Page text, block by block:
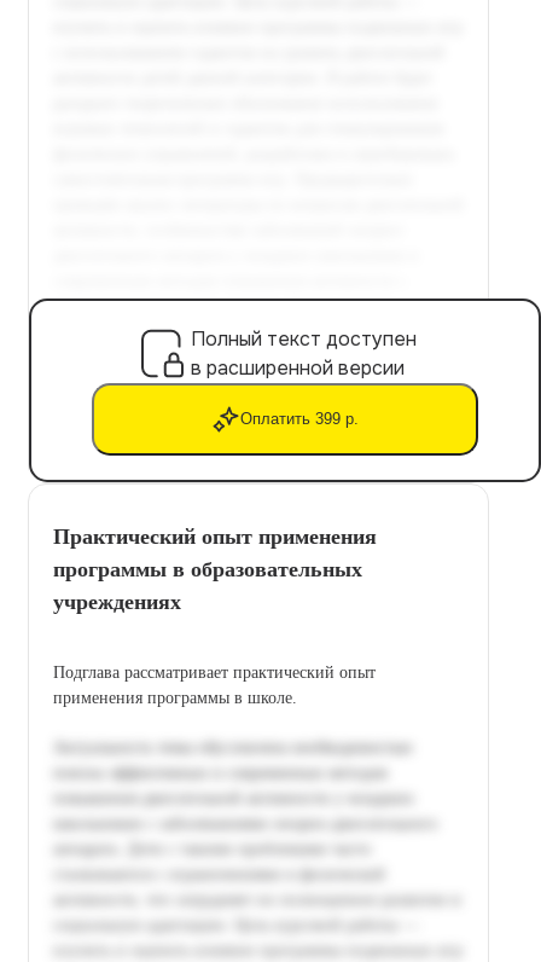
Полный текст доступен
в расширенной версии
Оплатить 399 р.
Практический опыт применения
программы в образовательных
учреждениях
Подглавa рассматривает практический опыт
применения программы в школе.